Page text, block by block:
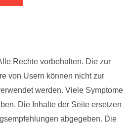
Rechte vorbehalten. Die zur
von Usern können nicht zur
werden. Viele Symptome
Die Inhalte der Seite ersetzen
abgegeben. Die